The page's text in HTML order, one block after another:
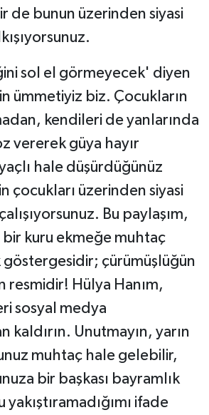
de bunun üzerinden siyasi
sol el görmeyecek' diyen
ümmetiyiz biz. Çocukların
kendileri de yanlarında
vererek güya hayır
hale düşürdüğünüz
çocukları üzerinden siyasi
Bu paylaşım,
bir kuru ekmeğe muhtaç
göstergesidir; çürümüşlüğün
resmidir! Hülya Hanım,
sosyal medya
kaldırın. Unutmayın, yarın
muhtaç hale gelebilir,
bir başkası bayramlık
ifade